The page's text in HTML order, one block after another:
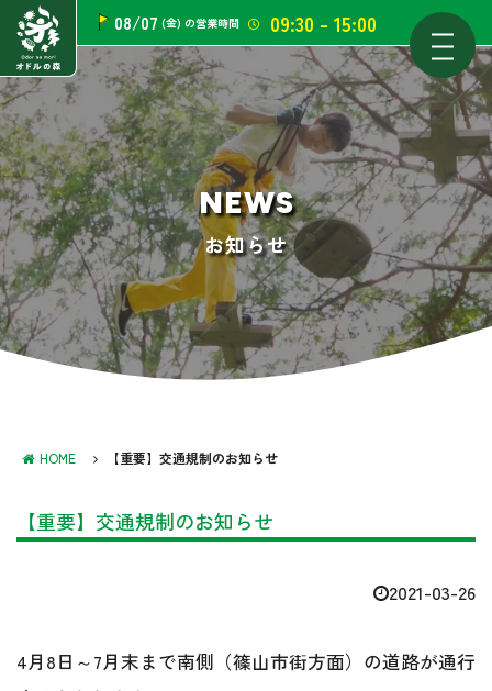
08/07 (金) の営業時間 09:30 - 15:00
NEWS
お知らせ
HOME 【重要】交通規制のお知らせ
【重要】交通規制のお知らせ
2021-03-26
4月8日～7月末まで南側（篠山市街方面）の道路が通行